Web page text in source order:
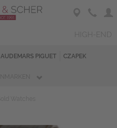
AUDEMARS PIGUET CZAPEK